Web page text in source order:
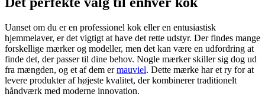
Uanset om du er en professionel kok eller en entusiastisk
hjemmelaver, er det vigtigt at have det rette udstyr. Der findes mange
forskellige mærker og modeller, men det kan være en udfordring at
finde det, der passer til dine behov. Nogle mærker skiller sig dog ud
fra mængden, og et af dem ermauviel. Dette mærke har et ry for at
levere produkter af højeste kvalitet, der kombinerer traditionelt
håndværk med moderne innovation.